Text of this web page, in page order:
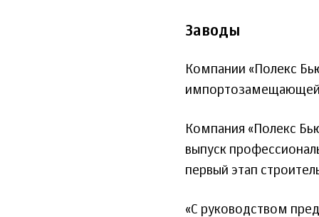
Заводы
Компании «Полекс
импортозамещающей
Компания «Полекс
выпуск
первый этап
«С руководством